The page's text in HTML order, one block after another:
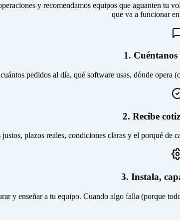
y recomendamos equipos que aguanten tu
que va a funcionar
1.
pedidos al día, qué software usas, dónde
2. Recibe
plazos reales, condiciones claras y el porqué de
3. Instala,
y enseñar a tu equipo. Cuando algo falla (porque